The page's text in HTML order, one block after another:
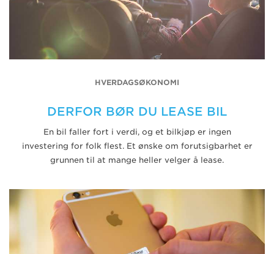
HVERDAGSØKONOMI
DERFOR BØR DU LEASE BIL
En bil faller fort i verdi, og et bilkjøp er ingen
investering for folk flest. Et ønske om forutsigbarhet er
grunnen til at mange heller velger å lease.